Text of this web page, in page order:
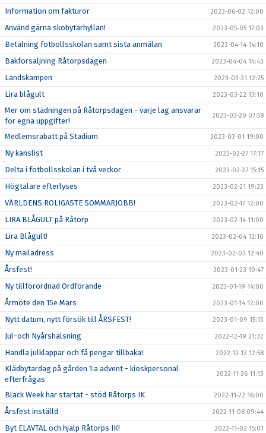
Information om fakturor 2023-06-02 12:00
Använd gärna skobytarhyllan! 2023-05-05 17:03
Betalning fotbollsskolan samt sista anmälan 2023-04-14 14:10
Bakförsäljning Råtorpsdagen 2023-04-04 14:43
Landskampen 2023-03-31 12:25
Lira blågult 2023-03-22 13:10
Mer om städningen på Råtorpsdagen - varje lag ansvarar
för egna uppgifter!
2023-03-20 07:58
Medlemsrabatt på Stadium 2023-03-01 19:00
Ny kanslist 2023-02-27 17:17
Delta i fotbollsskolan i två veckor 2023-02-27 15:15
Högtalare efterlyses 2023-02-21 19:23
VÄRLDENS ROLIGASTE SOMMARJOBB! 2023-02-17 12:00
LIRA BLÅGULT på Råtorp 2023-02-14 11:00
Lira Blågult! 2023-02-04 12:10
Ny mailadress 2023-02-03 12:40
Årsfest! 2023-01-23 10:47
Ny tillförordnad Ordförande 2023-01-19 14:00
Årmöte den 15e Mars 2023-01-14 12:00
Nytt datum, nytt försök till ÅRSFEST! 2023-01-09 15:13
Jul-och Nyårshälsning 2022-12-19 21:32
Handla julklappar och få pengar tillbaka! 2022-12-13 12:58
Klädbytardag på gården 1:a advent - kioskpersonal
efterfrågas
2022-11-26 11:13
Black Week har startat - stöd Råtorps IK 2022-11-22 16:00
Årsfest inställd 2022-11-08 09:44
Byt ELAVTAL och hjälp Råtorps IK! 2022-11-02 15:01